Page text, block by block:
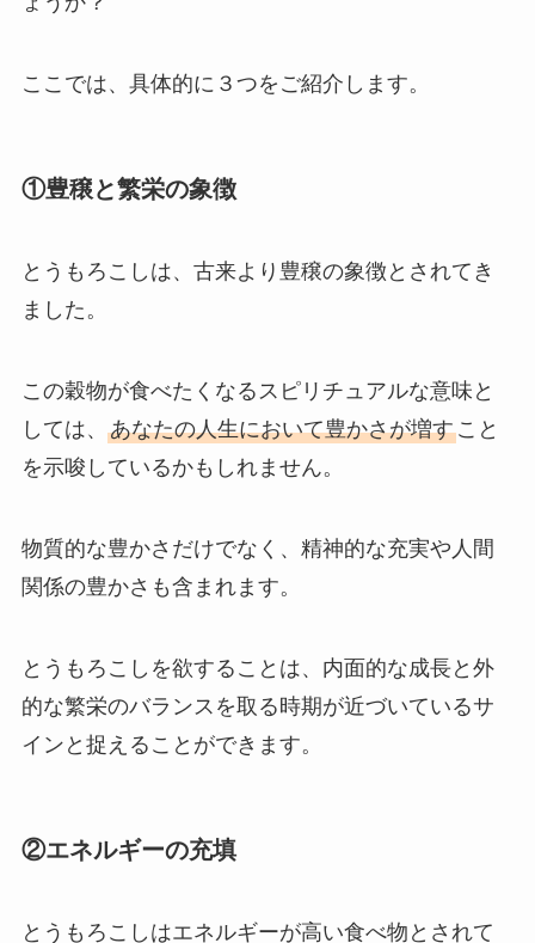
ここでは、具体的に３つをご紹介します。
①豊穣と繁栄の象徴
とうもろこしは、古来より豊穣の象徴とされてき
ました。
この穀物が食べたくなるスピリチュアルな意味と
しては、 あなたの人生において豊かさが増すこと
を示唆しているかもしれません。
物質的な豊かさだけでなく、精神的な充実や人間
関係の豊かさも含まれます。
とうもろこしを欲することは、内面的な成長と外
的な繁栄のバランスを取る時期が近づいているサ
インと捉えることができます。
②エネルギーの充填
とうもろこしはエネルギーが高い食べ物とされて